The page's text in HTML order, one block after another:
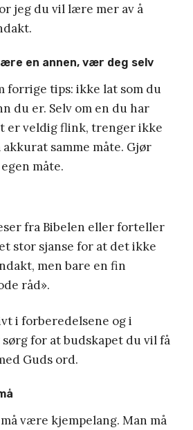
jeg du vil lære mer av å
en annen, vær deg selv
forrige tips: ikke lat som du
du er. Selv om en du har
er veldig flink, trenger ikke
samme måte. Gjør
måte.
fra Bibelen eller forteller
stor sjanse for at det ikke
men bare en fin
råd».
i forberedelsene og i
for at budskapet du vil få
Guds ord.
være kjempelang. Man må